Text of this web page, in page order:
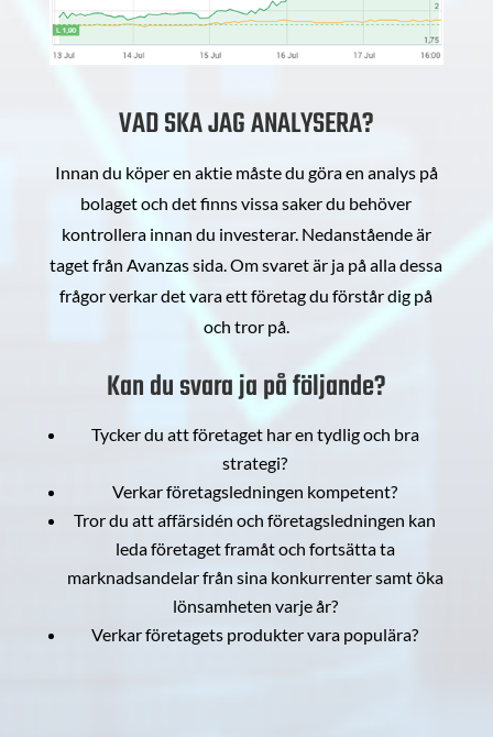
VAD SKA JAG ANALYSERA?
Innan du köper en aktie måste du göra en analys på
bolaget och det finns vissa saker du behöver
kontrollera innan du investerar. Nedanstående är
taget från Avanzas sida. Om svaret är ja på alla dessa
frågor verkar det vara ett företag du förstår dig på
och tror på.
Kan du svara ja på följande?
Tycker du att företaget har en tydlig och bra
strategi?
Verkar företagsledningen kompetent?
Tror du att affärsidén och företagsledningen kan
leda företaget framåt och fortsätta ta
marknadsandelar från sina konkurrenter samt öka
lönsamheten varje år?
Verkar företagets produkter vara populära?